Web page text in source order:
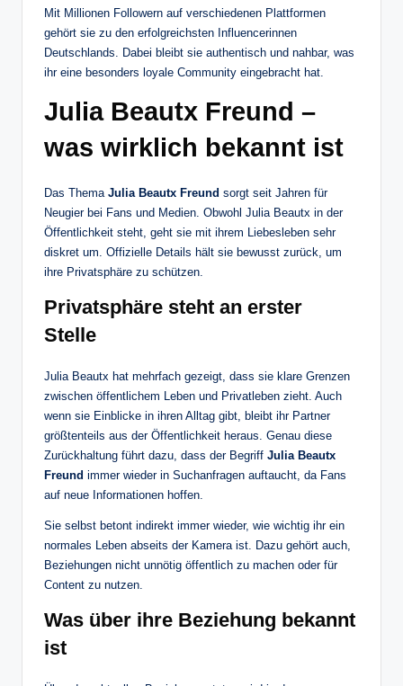
Mit Millionen Followern auf verschiedenen Plattformen
gehört sie zu den erfolgreichsten Influencerinnen
Deutschlands. Dabei bleibt sie authentisch und nahbar, was
ihr eine besonders loyale Community eingebracht hat.
Julia Beautx Freund –
was wirklich bekannt ist
Das Thema Julia Beautx Freund sorgt seit Jahren für
Neugier bei Fans und Medien. Obwohl Julia Beautx in der
Öffentlichkeit steht, geht sie mit ihrem Liebesleben sehr
diskret um. Offizielle Details hält sie bewusst zurück, um
ihre Privatsphäre zu schützen.
Privatsphäre steht an erster
Stelle
Julia Beautx hat mehrfach gezeigt, dass sie klare Grenzen
zwischen öffentlichem Leben und Privatleben zieht. Auch
wenn sie Einblicke in ihren Alltag gibt, bleibt ihr Partner
größtenteils aus der Öffentlichkeit heraus. Genau diese
Zurückhaltung führt dazu, dass der Begriff Julia Beautx
Freund immer wieder in Suchanfragen auftaucht, da Fans
auf neue Informationen hoffen.
Sie selbst betont indirekt immer wieder, wie wichtig ihr ein
normales Leben abseits der Kamera ist. Dazu gehört auch,
Beziehungen nicht unnötig öffentlich zu machen oder für
Content zu nutzen.
Was über ihre Beziehung bekannt
ist